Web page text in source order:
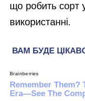
що робить сорт
використанні.